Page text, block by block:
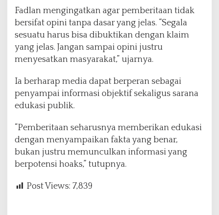
Fadlan mengingatkan agar pemberitaan tidak
bersifat opini tanpa dasar yang jelas. “Segala
sesuatu harus bisa dibuktikan dengan klaim
yang jelas. Jangan sampai opini justru
menyesatkan masyarakat,” ujarnya.
Ia berharap media dapat berperan sebagai
penyampai informasi objektif sekaligus sarana
edukasi publik.
“Pemberitaan seharusnya memberikan edukasi
dengan menyampaikan fakta yang benar,
bukan justru memunculkan informasi yang
berpotensi hoaks,” tutupnya.
Post Views: 7,839